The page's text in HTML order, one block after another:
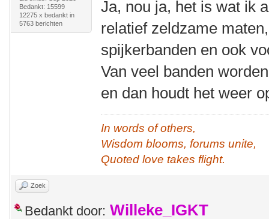
Bedankt: 15599
12275 x bedankt in
5763 berichten
Ja, nou ja, het is wat ik
relatief zeldzame
spijkerbanden en ook
Van veel banden
en dan houdt het weer
In words of others,
Wisdom blooms, forums unite,
Quoted love takes flight.
Zoek
Bedankt door: Willeke_IGKT